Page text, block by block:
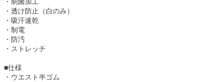
・透け防止（白のみ）
・吸汗速乾
・制電
・防汚
・ストレッチ
■仕様
・ウエスト半ゴム